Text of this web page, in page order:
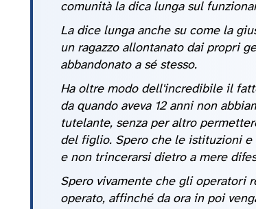
comunità la dica lunga sul
La dice lunga anche su come la
un ragazzo allontanato dai propri
abbandonato a sé stesso.
Ha oltre modo dell'incredibile il
da quando aveva 12 anni non
tutelante, senza per altro
del figlio. Spero che le istituzioni e
e non trincerarsi dietro a mere
Spero vivamente che gli operatori
operato, affinché da ora in poi